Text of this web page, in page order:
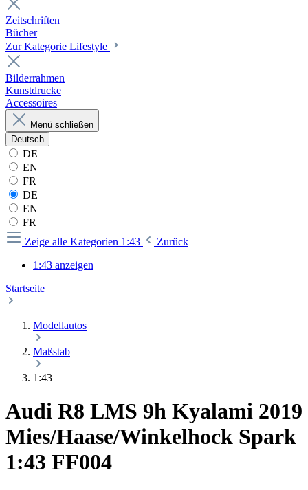
Zeitschriften
Bücher
Zur Kategorie Lifestyle
Bilderrahmen
Kunstdrucke
Accessoires
Menü schließen
Deutsch
DE
EN
FR
DE
EN
FR
Zeige alle Kategorien 1:43
Zurück
1:43 anzeigen
Startseite
Modellautos
Maßstab
1:43
Audi R8 LMS 9h Kyalami 2019
Mies/Haase/Winkelhock Spark
1:43 FF004